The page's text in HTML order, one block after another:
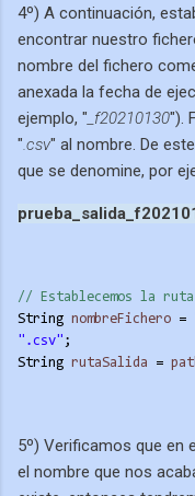
4º) A continuación,
encontrar nuestro
nombre del fichero
anexada la fecha de
ejemplo, " _f20210130").
".csv" al nombre. De
que se denomine, por
// Establecemos la
String nombreFichero =
".csv" ;
String rutaSalida =
5º) Verificamos que en
el nombre que nos